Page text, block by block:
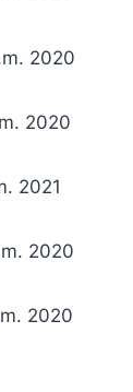
2020